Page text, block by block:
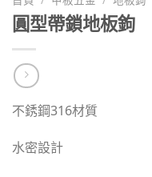
圓型帶鎖地板鉤
不銹鋼316材質
水密設計